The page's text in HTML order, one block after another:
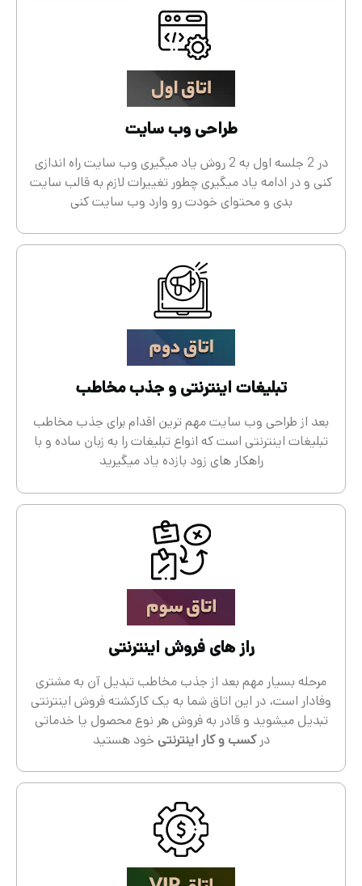
طراحی وب سایت
در 2 جلسه اول به 2 روش یاد میگیری وب سایت راه اندازی
کنی و در ادامه یاد میگیری چطور تغییرات لازم به قالب سایت
بدی و محتوای خودت رو وارد وب سایت کنی
تبلیغات اینترنتی و جذب مخاطب
بعد از طراحی وب سایت مهم ترین اقدام برای جذب مخاطب
تبلیغات اینترنتی است که انواع تبلیغات را به زبان ساده و با
راهکار های زود بازده یاد میگیرید
راز های فروش اینترنتی
مرحله بسیار مهم بعد از جذب مخاطب تبدیل آن به مشتری
وفادار است، در این اتاق شما به یک کارکشته فروش اینترنتی
تبدیل میشوید و قادر به فروش هر نوع محصول یا خدماتی
درکسب و کار اینترنتی خود هستید